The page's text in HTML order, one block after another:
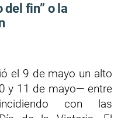
del fin” o la
el 9 de mayo un alto
y 11 de mayo— entre
con las